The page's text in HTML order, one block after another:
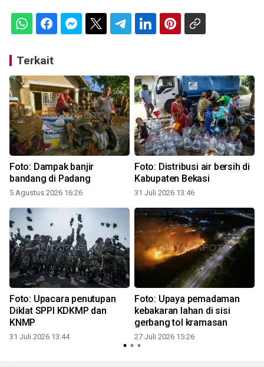
Terkait
Foto: Dampak banjir
bandang di Padang
5 Agustus 2026 16:26
Foto: Distribusi air bersih di
Kabupaten Bekasi
31 Juli 2026 13:46
Foto: Upacara penutupan
Diklat SPPI KDKMP dan
KNMP
31 Juli 2026 13:44
Foto: Upaya pemadaman
kebakaran lahan di sisi
gerbang tol kramasan
27 Juli 2026 15:26